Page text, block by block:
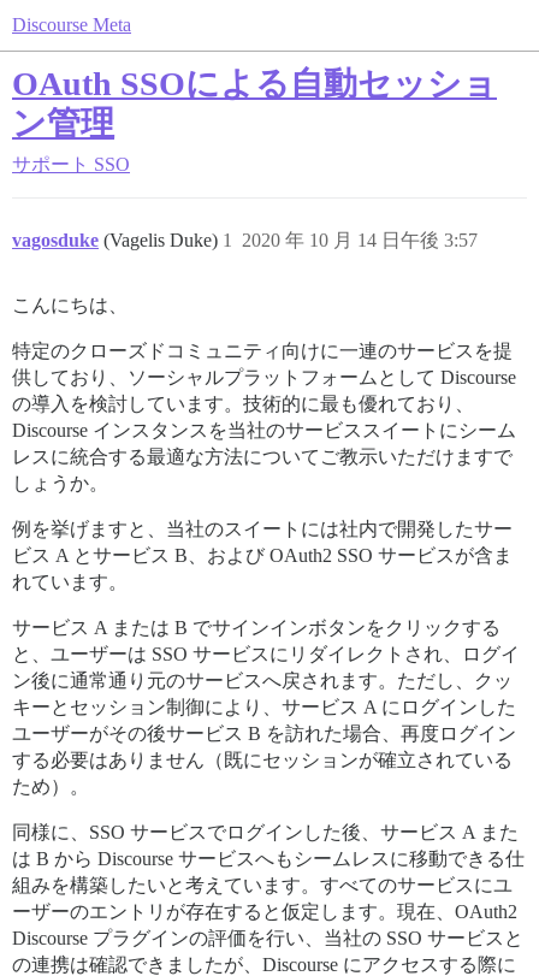
Discourse Meta
OAuth SSOによる自動セッショ
ン管理
サポート SSO
vagosduke (Vagelis Duke) 2020 年 10 月 14 日午後 3:57
1
こんにちは、
特定のクローズドコミュニティ向けに一連のサービスを提
供しており、ソーシャルプラットフォームとして Discourse
の導入を検討しています。技術的に最も優れており、
Discourse インスタンスを当社のサービススイートにシーム
レスに統合する最適な方法についてご教示いただけますで
しょうか。
例を挙げますと、当社のスイートには社内で開発したサー
ビス A とサービス B、および OAuth2 SSO サービスが含ま
れています。
サービス A または B でサインインボタンをクリックする
と、ユーザーは SSO サービスにリダイレクトされ、ログイ
ン後に通常通り元のサービスへ戻されます。ただし、クッ
キーとセッション制御により、サービス A にログインした
ユーザーがその後サービス B を訪れた場合、再度ログイン
する必要はありません（既にセッションが確立されている
ため）。
同様に、SSO サービスでログインした後、サービス A また
は B から Discourse サービスへもシームレスに移動できる仕
組みを構築したいと考えています。すべてのサービスにユ
ーザーのエントリが存在すると仮定します。現在、OAuth2
Discourse プラグインの評価を行い、当社の SSO サービスと
の連携は確認できましたが、Discourse にアクセスする際に